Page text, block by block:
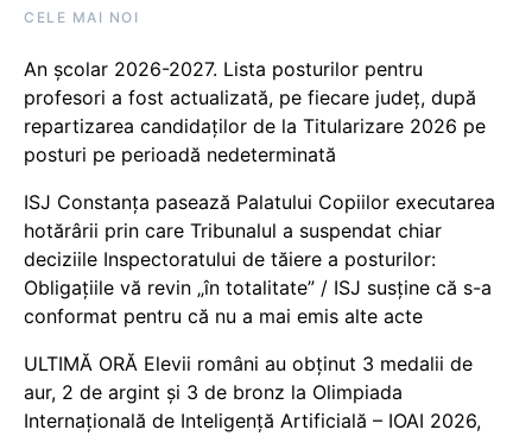
CELE MAI NOI
An școlar 2026-2027. Lista posturilor pentru
profesori a fost actualizată, pe fiecare județ, după
repartizarea candidaților de la Titularizare 2026 pe
posturi pe perioadă nedeterminată
ISJ Constanța pasează Palatului Copiilor executarea
hotărârii prin care Tribunalul a suspendat chiar
deciziile Inspectoratului de tăiere a posturilor:
Obligațiile vă revin „în totalitate” / ISJ susține că s-a
conformat pentru că nu a mai emis alte acte
ULTIMĂ ORĂ Elevii români au obținut 3 medalii de
aur, 2 de argint și 3 de bronz la Olimpiada
Internațională de Inteligență Artificială – IOAI 2026,